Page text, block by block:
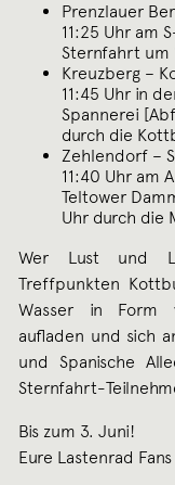
Prenzlauer
11:25 Uhr am
Sternfahrt um
Kreuzberg –
11:45 Uhr in
Spannerei
durch die
Zehlendorf –
11:40 Uhr am
Teltower
Uhr durch die
Wer Lust und
Treffpunkten
Wasser in Form
aufladen und sich
und Spanische
Sternfahrt-
Bis zum 3. Juni!
Eure Lastenrad